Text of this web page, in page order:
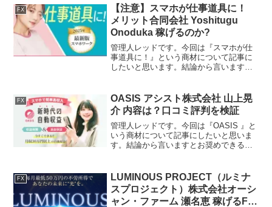
引法に基づく表示販売事業者クロスリテ
イリング株式会社運営責...
FX
【注意】スマホが仕事道具に！
メリット合同会社 Yoshitugu
Onoduka 稼げるのか?
管理人レッドです。今回は『スマホが仕
事道具に！』という商材について記事に
したいと思います。結論から言いますと
定商取引法に基づく表示販売事業者メリ
ット合同会社運営責任者Y...
FX
OASIS アシスト株式会社 山上晃
介 内容は？口コミ評判を検証
管理人レッドです。今回は『OASIS 』と
いう商材について記事にしたいと思いま
す。結論から言いますとお奨めできるも
づく表示販売事業者アシスト株式会社販
売責任者山上晃介所...
FX
LUMINOUS PROJECT（ルミナ
スプロジェクト）株式会社オーシ
ャン・ファーム 瀬名恵 稼げるFX